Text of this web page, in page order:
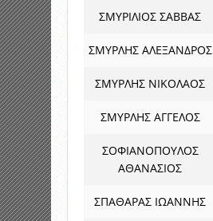
ΣΜΥΡΙΛΙΟΣ ΣΑΒΒΑΣ
ΣΜΥΡΛΗΣ ΑΛΕΞΑΝΔΡΟΣ
ΣΜΥΡΛΗΣ ΝΙΚΟΛΑΟΣ
ΣΜΥΡΛΗΣ ΑΓΓΕΛΟΣ
ΣΟΦΙΑΝΟΠΟΥΛΟΣ
ΑΘΑΝΑΣΙΟΣ
ΣΠΑΘΑΡΑΣ ΙΩΑΝΝΗΣ